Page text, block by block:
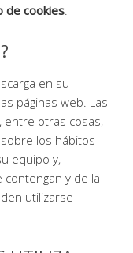
de cookies
en su
páginas web. Las
entre otras cosas,
los hábitos
equipo y,
y de la
utilizarse